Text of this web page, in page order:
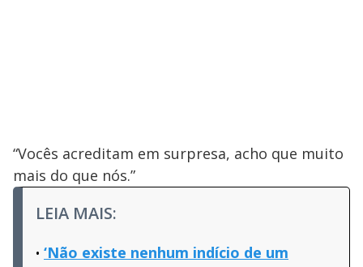
“Vocês acreditam em surpresa, acho que muito
mais do que nós.”
LEIA MAIS:
‘Não existe nenhum indício de um